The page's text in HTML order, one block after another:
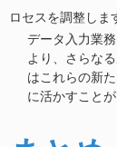
ロセスを調整しま
データ入力業
より、さらな
はこれらの新
に活かすこと